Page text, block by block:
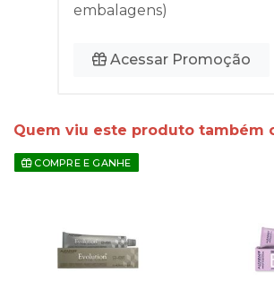
embalagens)
Acessar Promoção
Quem viu este produto também
COMPRE E GANHE